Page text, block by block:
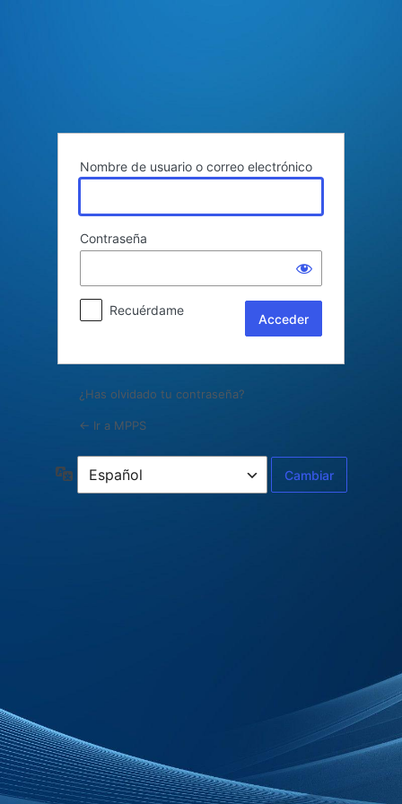
Nombre de usuario o correo electrónico
Contraseña
Recuérdame
¿Has olvidado tu contraseña?
← Ir a MPPS
Idioma